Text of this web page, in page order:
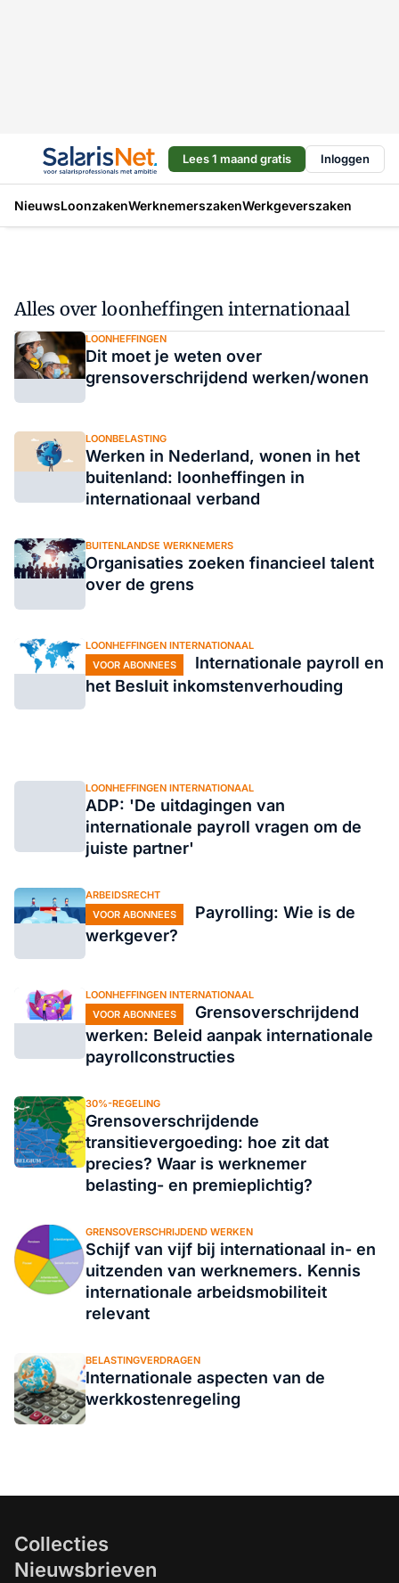
Lees 1 maand gratis Inloggen
NieuwsLoonzakenWerknemerszakenWerkgeverszaken
Alles over loonheffingen internationaal
LOONHEFFINGEN
Dit moet je weten over
grensoverschrijdend werken/wonen
LOONBELASTING
Werken in Nederland, wonen in het
buitenland: loonheffingen in
internationaal verband
BUITENLANDSE WERKNEMERS
Organisaties zoeken financieel talent
over de grens
LOONHEFFINGEN INTERNATIONAAL
VOOR ABONNEES
Internationale payroll en
het Besluit inkomstenverhouding
LOONHEFFINGEN INTERNATIONAAL
ADP: 'De uitdagingen van
internationale payroll vragen om de
juiste partner'
ARBEIDSRECHT
VOOR ABONNEES
Payrolling: Wie is de
werkgever?
LOONHEFFINGEN INTERNATIONAAL
VOOR ABONNEES
Grensoverschrijdend
werken: Beleid aanpak internationale
payrollconstructies
30%-REGELING
Grensoverschrijdende
transitievergoeding: hoe zit dat
precies? Waar is werknemer
belasting- en premieplichtig?
GRENSOVERSCHRIJDEND WERKEN
Schijf van vijf bij internationaal in- en
uitzenden van werknemers. Kennis
internationale arbeidsmobiliteit
relevant
BELASTINGVERDRAGEN
Internationale aspecten van de
werkkostenregeling
Collecties
Nieuwsbrieven